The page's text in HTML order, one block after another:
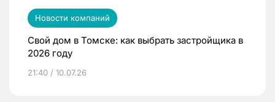
Новости компаний
Свой дом в Томске: как выбрать застройщика в
2026 году
21:40 / 10.07.26